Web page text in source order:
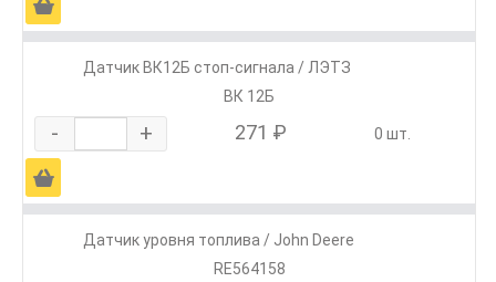
Датчик ВК12Б стоп-сигнала / ЛЭТЗ
ВК 12Б
- + 271 ₽ 0 шт.
Ä
Датчик уровня топлива / John Deere
RE564158